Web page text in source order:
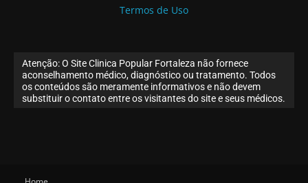
Termos de Uso
Atenção: O Site Clinica Popular Fortaleza não fornece
aconselhamento médico, diagnóstico ou tratamento. Todos
os conteúdos são meramente informativos e não devem
substituir o contato entre os visitantes do site e seus médicos.